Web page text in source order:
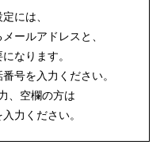
には、
ールアドレスと、
なります。
号を入力ください。
、空欄の方は
力ください。